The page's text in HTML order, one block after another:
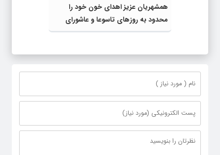
محدود به روزهای تاسوعا و عاشورای
حسینی نکنند